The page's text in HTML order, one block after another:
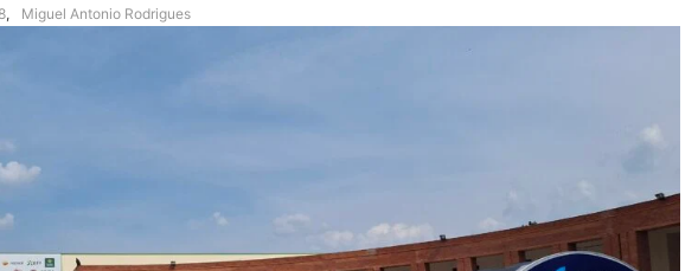
, Miguel Antonio Rodrigues